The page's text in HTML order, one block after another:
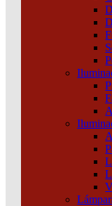
Productos